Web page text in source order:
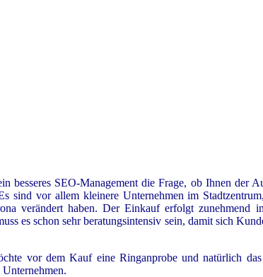
SEO-Management die Frage, ob Ihnen der
sind vor allem kleinere Unternehmen im
verändert haben. Der Einkauf erfolgt zunehmend
es schon sehr beratungsintensiv sein, damit sich
vor dem Kauf eine Ringanprobe und natürlich